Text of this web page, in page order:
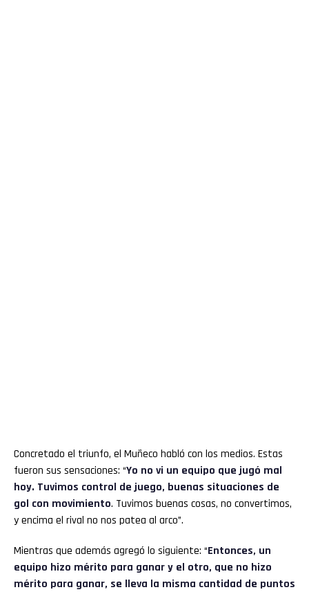
Concretado el triunfo, el Muñeco habló con los medios. Estas
fueron sus sensaciones: “Yo no vi un equipo que jugó mal
hoy. Tuvimos control de juego, buenas situaciones de
gol con movimiento. Tuvimos buenas cosas, no convertimos,
y encima el rival no nos patea al arco”.
Mientras que además agregó lo siguiente: “Entonces, un
equipo hizo mérito para ganar y el otro, que no hizo
mérito para ganar, se lleva la misma cantidad de puntos